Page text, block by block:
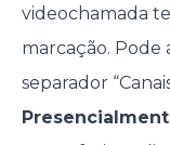
videochamada
marcação. Pode
separador